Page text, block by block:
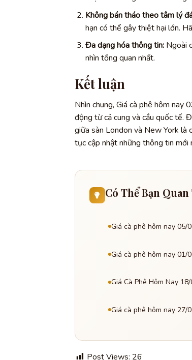
Không bán tháo theo tâm lý
hạn có thể gây thiệt hại lớn.
Đa dạng hóa thông tin:Ngoài
nhìn tổng quan nhất.
Kết luận
Nhìn chung, Giá cà phê hôm
động từ cả cung và cầu quốc tế.
giữa sàn London và New York là
tục cập nhật những thông tin
Có Thể Bạn Quan
Giá cà phê hôm nay 05/
Giá cà phê hôm nay 01/
Giá Cà Phê Hôm Nay
Giá cà phê hôm nay 27/
Post Views: 26